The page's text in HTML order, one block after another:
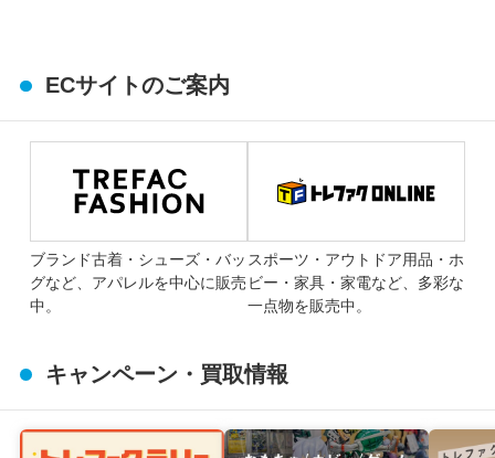
ECサイトのご案内
ブランド古着・シューズ・バッ
グなど、アパレルを中心に販売
中。
スポーツ・アウトドア用品・ホ
ビー・家具・家電など、多彩な
一点物を販売中。
キャンペーン・買取情報